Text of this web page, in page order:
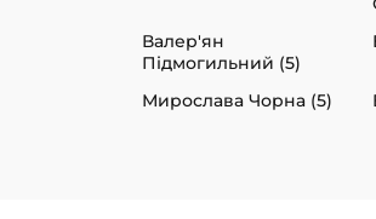
Валер'ян
Підмогильний (5)
Мирослава Чорна (5)